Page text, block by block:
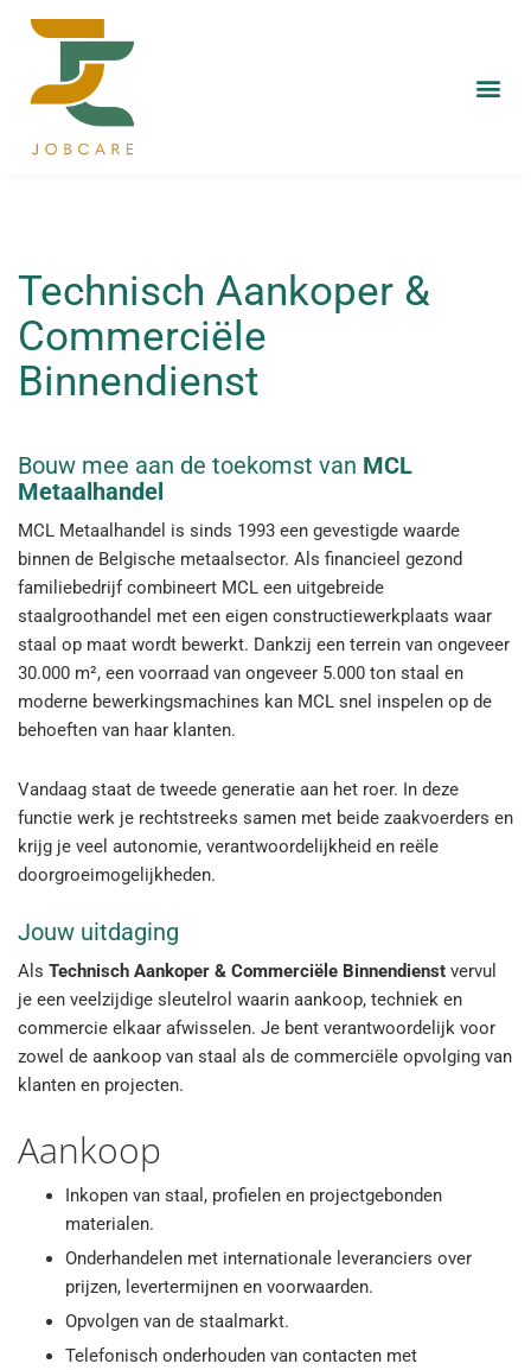
Technisch Aankoper &
Commerciële
Binnendienst
Bouw mee aan de toekomst van MCL
Metaalhandel
MCL Metaalhandel is sinds 1993 een gevestigde waarde
binnen de Belgische metaalsector. Als financieel gezond
familiebedrijf combineert MCL een uitgebreide
staalgroothandel met een eigen constructiewerkplaats waar
staal op maat wordt bewerkt. Dankzij een terrein van ongeveer
30.000 m², een voorraad van ongeveer 5.000 ton staal en
moderne bewerkingsmachines kan MCL snel inspelen op de
behoeften van haar klanten.
Vandaag staat de tweede generatie aan het roer. In deze
functie werk je rechtstreeks samen met beide zaakvoerders en
krijg je veel autonomie, verantwoordelijkheid en reële
doorgroeimogelijkheden.
Jouw uitdaging
Als Technisch Aankoper & Commerciële Binnendienst vervul
je een veelzijdige sleutelrol waarin aankoop, techniek en
commercie elkaar afwisselen. Je bent verantwoordelijk voor
zowel de aankoop van staal als de commerciële opvolging van
klanten en projecten.
Aankoop
Inkopen van staal, profielen en projectgebonden
materialen.
Onderhandelen met internationale leveranciers over
prijzen, levertermijnen en voorwaarden.
Opvolgen van de staalmarkt.
Telefonisch onderhouden van contacten met